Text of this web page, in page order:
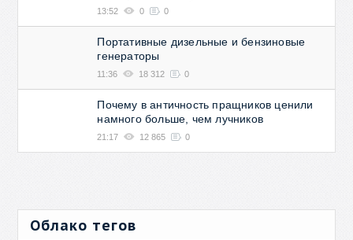
13:52 0 0
Портативные дизельные и бензиновые
генераторы
11:36 18 312 0
Почему в античность пращников ценили
намного больше, чем лучников
21:17 12 865 0
Облако тегов